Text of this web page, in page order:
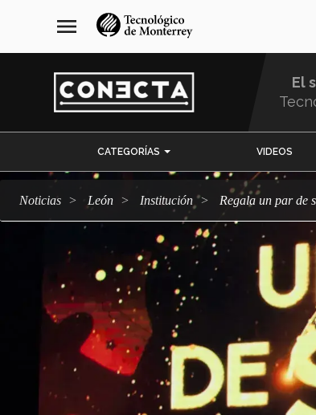
navegación
principal
menu
El
CATEGORÍAS VIDEOS
Noticias León Institución Regala un par